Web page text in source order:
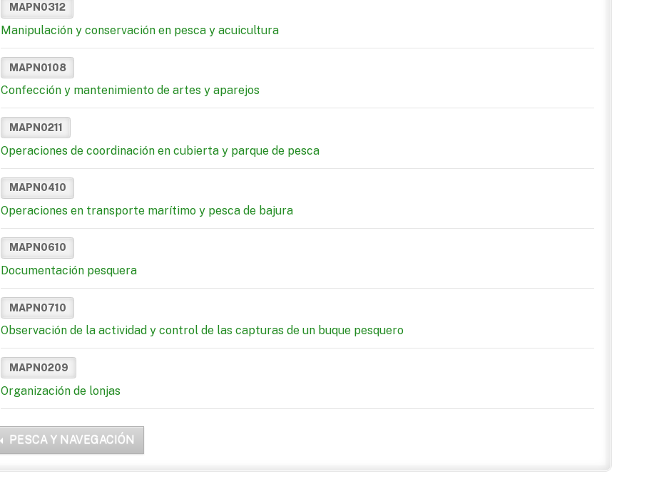
MAPN0312
Manipulación y conservación en pesca y acuicultura
MAPN0108
Confección y mantenimiento de artes y aparejos
MAPN0211
Operaciones de coordinación en cubierta y parque de pesca
MAPN0410
Operaciones en transporte marítimo y pesca de bajura
MAPN0610
Documentación pesquera
MAPN0710
Observación de la actividad y control de las capturas de un buque pesquero
MAPN0209
Organización de lonjas
PESCA Y NAVEGACIÓN